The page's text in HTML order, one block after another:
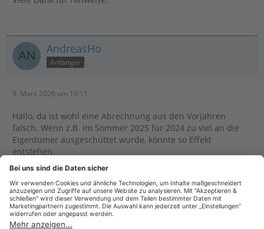
AndreasHo
Anfänger
9. März 2026 um 19:11
Hallo, da ist wohl eine Abrechnung aus den Vorjahren
falsch. Wenn z.B. im Sommer 2025 für 2024 zu viel an die
Eigentümer ausgeschüttet wurde, könnte so Effekt
entstehen.
Wie ist der Stand zum 31.12.2024 wenn du zu diesem
Stichtag den Kontostand, alle Rückzahlungen, die Rücklagen
und alle Rechnungen aus 2025 für 2024 summierst, kommst
du dann auf einen Kontostand von 0.